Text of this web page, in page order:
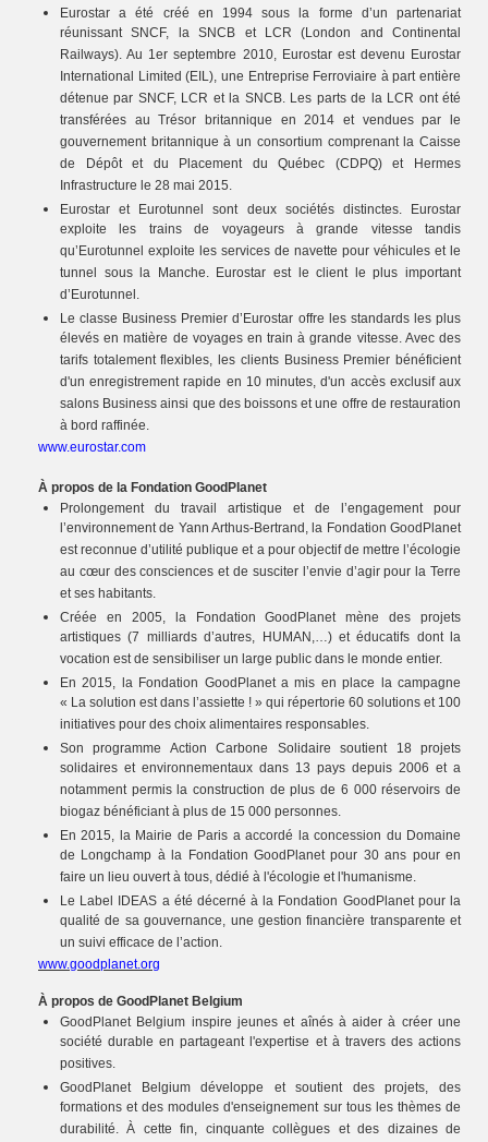
Eurostar a été créé en 1994 sous la forme d’un partenariat
réunissant SNCF, la SNCB et LCR (London and Continental
Railways). Au 1er septembre 2010, Eurostar est devenu Eurostar
International Limited (EIL), une Entreprise Ferroviaire à part entière
détenue par SNCF, LCR et la SNCB. Les parts de la LCR ont été
transférées au Trésor britannique en 2014 et vendues par le
gouvernement britannique à un consortium comprenant la Caisse
de Dépôt et du Placement du Québec (CDPQ) et Hermes
Infrastructure le 28 mai 2015.
Eurostar et Eurotunnel sont deux sociétés distinctes. Eurostar
exploite les trains de voyageurs à grande vitesse tandis
qu’Eurotunnel exploite les services de navette pour véhicules et le
tunnel sous la Manche. Eurostar est le client le plus important
d’Eurotunnel.
Le classe Business Premier d’Eurostar offre les standards les plus
élevés en matière de voyages en train à grande vitesse. Avec des
tarifs totalement flexibles, les clients Business Premier bénéficient
d'un enregistrement rapide en 10 minutes, d'un accès exclusif aux
salons Business ainsi que des boissons et une offre de restauration
à bord raffinée.
www.eurostar.com
À propos de la Fondation GoodPlanet
Prolongement du travail artistique et de l’engagement pour
l’environnement de Yann Arthus-Bertrand, la Fondation GoodPlanet
est reconnue d’utilité publique et a pour objectif de mettre l’écologie
au cœur des consciences et de susciter l’envie d’agir pour la Terre
et ses habitants.
Créée en 2005, la Fondation GoodPlanet mène des projets
artistiques (7 milliards d’autres, HUMAN,…) et éducatifs dont la
vocation est de sensibiliser un large public dans le monde entier.
En 2015, la Fondation GoodPlanet a mis en place la campagne
« La solution est dans l’assiette ! » qui répertorie 60 solutions et 100
initiatives pour des choix alimentaires responsables.
Son programme Action Carbone Solidaire soutient 18 projets
solidaires et environnementaux dans 13 pays depuis 2006 et a
notamment permis la construction de plus de 6 000 réservoirs de
biogaz bénéficiant à plus de 15 000 personnes.
En 2015, la Mairie de Paris a accordé la concession du Domaine
de Longchamp à la Fondation GoodPlanet pour 30 ans pour en
faire un lieu ouvert à tous, dédié à l'écologie et l'humanisme.
Le Label IDEAS a été décerné à la Fondation GoodPlanet pour la
qualité de sa gouvernance, une gestion financière transparente et
un suivi efficace de l’action.
www.goodplanet.org
À propos de GoodPlanet Belgium
GoodPlanet Belgium inspire jeunes et aînés à aider à créer une
société durable en partageant l'expertise et à travers des actions
positives.
GoodPlanet Belgium développe et soutient des projets, des
formations et des modules d'enseignement sur tous les thèmes de
durabilité. À cette fin, cinquante collègues et des dizaines de